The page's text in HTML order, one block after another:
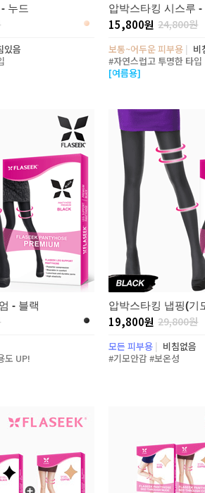
누드
있음
압박스타킹 시스루 -
15,800원 24,800원
보통~어두운 피부용 | 비
#자연스럽고 투명한 타입
[여름용]
- 블랙
도 UP!
압박스타킹 냅핑(기
19,800원 29,800원
모든 피부용 | 비침없음
#기모안감 #보온성